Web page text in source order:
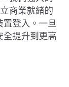
商業就緒的
登入。一旦
提升到更高